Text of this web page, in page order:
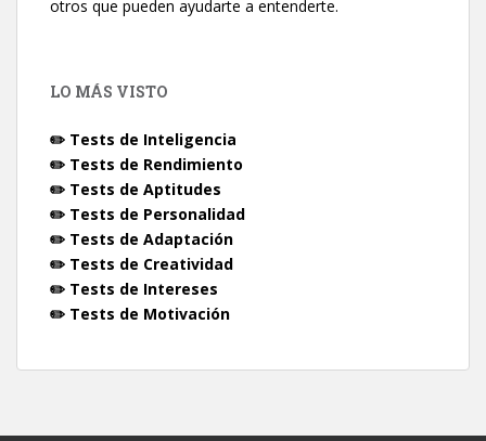
otros que pueden ayudarte a entenderte.
LO MÁS VISTO
✏️ Tests de Inteligencia
✏️ Tests de Rendimiento
✏️ Tests de Aptitudes
✏️ Tests de Personalidad
✏️ Tests de Adaptación
✏️ Tests de Creatividad
✏️ Tests de Intereses
✏️ Tests de Motivación